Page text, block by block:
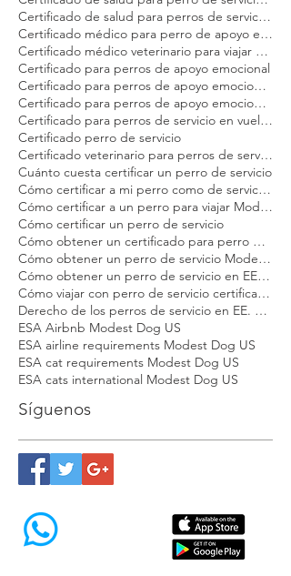
Certificado de salud para perros de servicio en EE. UU. Modest Dog
Certificado médico para perro de apoyo emocional Modest Dog
Certificado médico veterinario para viajar Modest Dog
Certificado para perros de apoyo emocional
Certificado para perros de apoyo emocional en Estados Unidos Modest Dog
Certificado para perros de apoyo emocional en vuelo Modest Dog
Certificado para perros de servicio en vuelo Modest Dog
Certificado perro de servicio
Certificado veterinario para perros de servicio y apoyo emocional Modest Dog
Cuánto cuesta certificar un perro de servicio
Cómo certificar a mi perro como de servicio Modest Dog
Cómo certificar a un perro para viajar Modest Dog
Cómo certificar un perro de servicio
Cómo obtener un certificado para perro de apoyo emocional
Cómo obtener un perro de servicio Modest Dog
Cómo obtener un perro de servicio en EE. UU.
Cómo viajar con perro de servicio certificado en EE. UU.
Derecho de los perros de servicio en EE. UU.
ESA Airbnb Modest Dog US
ESA airline requirements Modest Dog US
ESA cat requirements Modest Dog US
ESA cats international Modest Dog US
Síguenos